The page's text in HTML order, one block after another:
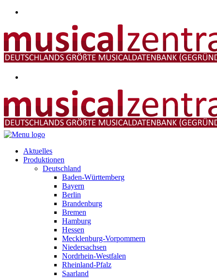
Aktuelles
Produktionen
Deutschland
Baden-Württemberg
Bayern
Berlin
Brandenburg
Bremen
Hamburg
Hessen
Mecklenburg-Vorpommern
Niedersachsen
Nordrhein-Westfalen
Rheinland-Pfalz
Saarland